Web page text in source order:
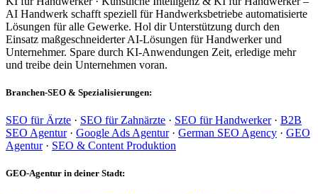
AI Handwerk schafft speziell für Handwerksbetriebe automatisierte
Lösungen für alle Gewerke. Hol dir Unterstützung durch den
Einsatz maßgeschneiderter AI-Lösungen für Handwerker und
Unternehmer. Spare durch KI-Anwendungen Zeit, erledige mehr
und treibe dein Unternehmen voran.
Branchen-SEO & Spezialisierungen:
SEO für Ärzte · SEO für Zahnärzte · SEO für Handwerker· B2B
SEO Agentur· Google Ads Agentur· German SEO Agency · GEO
Agentur· SEO & Content Produktion
GEO-Agentur in deiner Stadt: